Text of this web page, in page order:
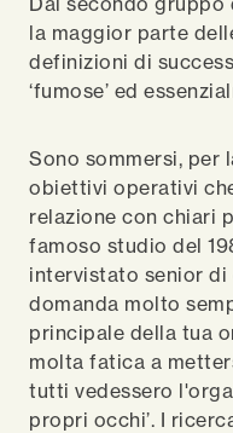
la maggior parte
definizioni di
‘fumose’ ed
Sono sommersi, per
obiettivi operativi
relazione con chiari
famoso studio del
intervistato senior di
domanda molto
principale della tua
molta fatica a
tutti vedessero
propri occhi’. I